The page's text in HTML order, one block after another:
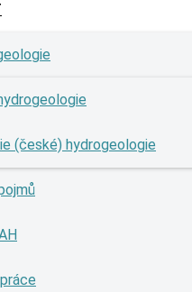
(české) hydrogeologie